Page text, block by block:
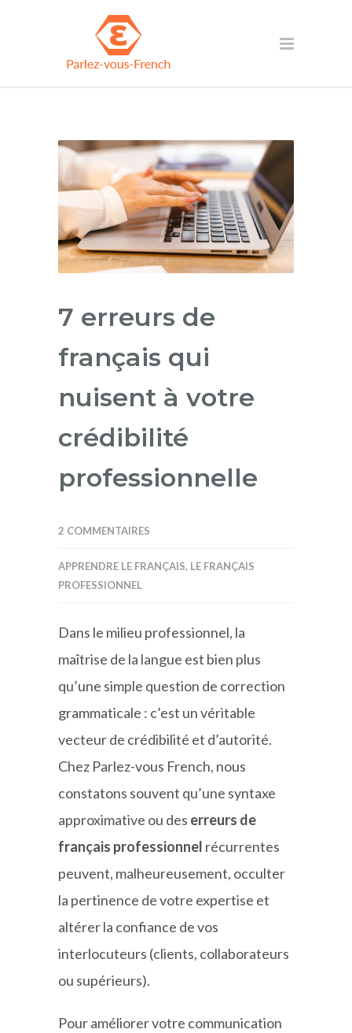
7 erreurs de
français qui
nuisent à votre
crédibilité
professionnelle
2 COMMENTAIRES
APPRENDRE LE FRANÇAIS, LE FRANÇAIS
PROFESSIONNEL
Dans le milieu professionnel, la
maîtrise de la langue est bien plus
qu’une simple question de correction
grammaticale : c’est un véritable
vecteur de crédibilité et d’autorité.
Chez Parlez-vous French, nous
constatons souvent qu’une syntaxe
approximative ou des erreurs de
français professionnel récurrentes
peuvent, malheureusement, occulter
la pertinence de votre expertise et
altérer la confiance de vos
interlocuteurs (clients, collaborateurs
ou supérieurs).
Pour améliorer votre communication